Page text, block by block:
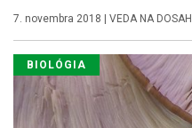
7. novembra 2018 | VEDA NA DOSAH
BIOLÓGIA